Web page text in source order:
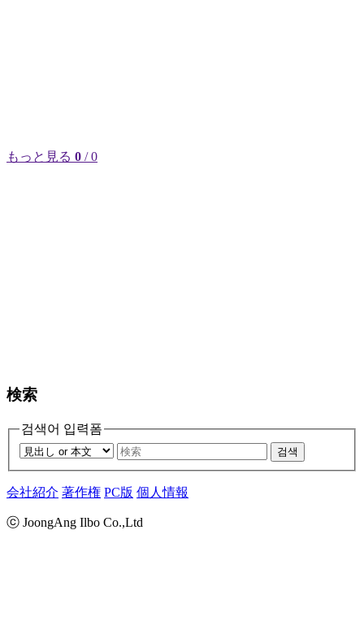
もっと見る 0 / 0
検索
검색어 입력폼
검색
会社紹介 著作権 PC版 個人情報
ⓒ JoongAng Ilbo Co.,Ltd